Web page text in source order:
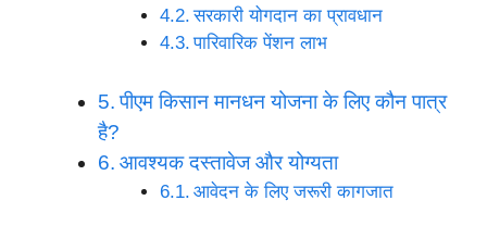
सरकारी योगदान का प्रावधान
पारिवारिक पेंशन लाभ
पीएम किसान मानधन योजना के लिए कौन पात्र
है?
आवश्यक दस्तावेज और योग्यता
आवेदन के लिए जरूरी कागजात